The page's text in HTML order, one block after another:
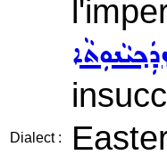
Dialect :